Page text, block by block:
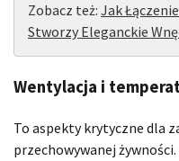
Zobacz też: Jak
Stworzy Eleganckie
Wentylacja i
To aspekty krytyczne dla
przechowywanej